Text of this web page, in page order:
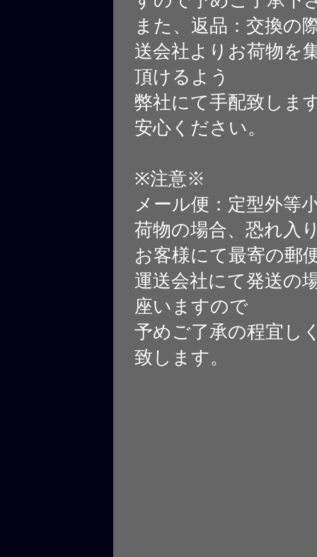
また、返品：交換の
送会社よりお荷物を
頂けるよう
弊社にて手配致しま
安心ください。
※注意※
メール便：定型外等
荷物の場合、恐れ入
お客様にて最寄の郵
運送会社にて発送の
座いますので
予めご了承の程宜し
致します。